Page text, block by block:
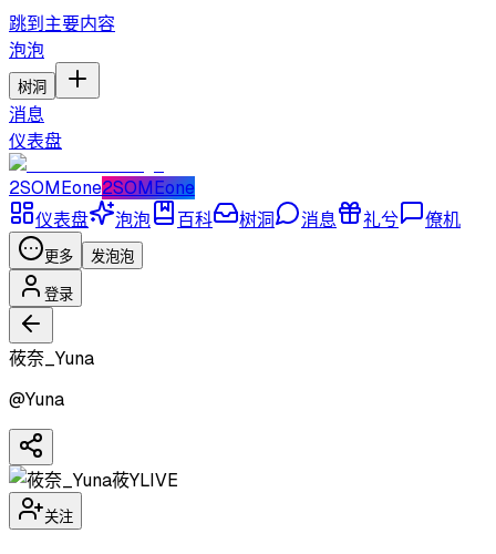
跳到主要内容
泡泡
树洞
消息
仪表盘
2SOMEone2SOMEone
仪表盘
泡泡 百科 树洞 消息 礼兮 僚机
更多 发泡泡
登录
莜奈_Yuna
@Yuna
莜YLIVE
关注